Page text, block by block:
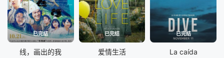
已完结
线，画出的我
已完结
爱情生活
已完结
La caída